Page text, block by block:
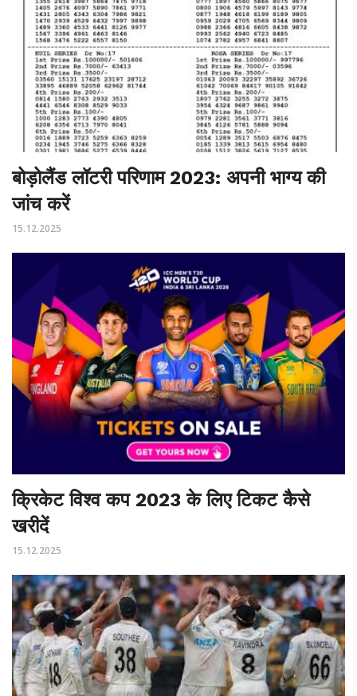
बोड़ोलैंड लॉटरी परिणाम 2023: अपनी भाग्य की
जांच करें
15.12.2025
क्रिकेट विश्व कप 2023 के लिए टिकट कैसे
खरीदें
15.12.2025